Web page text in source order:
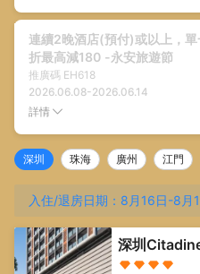
連續2晚酒店(預付)或以上，
折最高減180 -永安旅遊節
推廣碼 EH618
2026.06.08-2026.06.14
詳情
深圳 珠海 廣州 江門
入住/退房日期： 8月16日-8月
深圳
店)